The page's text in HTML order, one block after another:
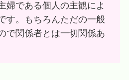
婦である個人の主観によ
す。もちろんただの一般
で関係者とは一切関係あ